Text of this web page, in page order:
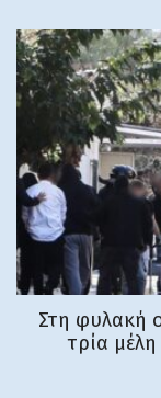
Στη φυλακή
τρία